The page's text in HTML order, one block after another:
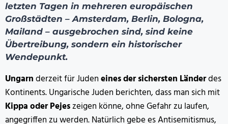
letzten Tagen in mehreren europäischen
Großstädten – Amsterdam, Berlin, Bologna,
Mailand – ausgebrochen sind, sind keine
Übertreibung, sondern ein historischer
Wendepunkt.
Ungarnderzeit für Judeneines der sichersten Länderdes
Kontinents. Ungarische Juden berichten, dass man sich mit
Kippa oder Pejeszeigen könne, ohne Gefahr zu laufen,
angegriffen zu werden. Natürlich gebe es Antisemitismus,